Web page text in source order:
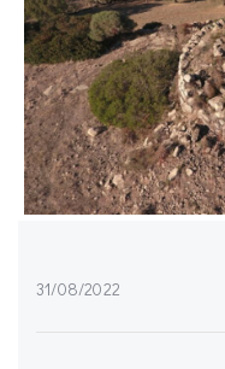
31/08/2022